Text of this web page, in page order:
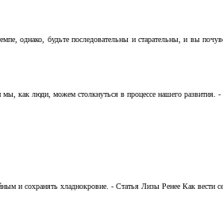
однако, будьте последовательны и старательны, и вы
как люди, можем столкнуться в процессе нашего развития.
и сохранять хладнокровие. - Статья Лизы Ренее Как вести